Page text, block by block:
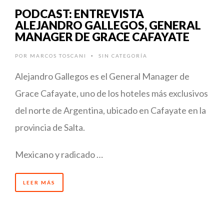
PODCAST: ENTREVISTA
ALEJANDRO GALLEGOS, GENERAL
MANAGER DE GRACE CAFAYATE
POR MARCOS TOSCANI • SIN CATEGORÍA
Alejandro Gallegos es el General Manager de
Grace Cafayate, uno de los hoteles más exclusivos
del norte de Argentina, ubicado en Cafayate en la
provincia de Salta.
Mexicano y radicado …
LEER MÁS